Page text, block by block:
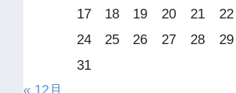
17
18 19 20 21 22
24
25 26 27 28 29
31